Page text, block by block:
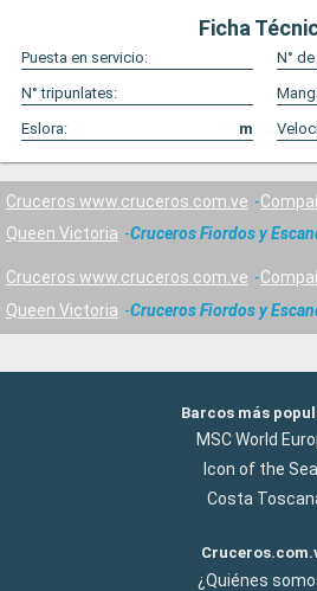
Ficha
Puesta en servicio:
N°
N° tripunlates:
Eslora:
m
Cruceros www.cruceros.com.ve
Queen Victoria
Cruceros Fiordos y
Cruceros www.cruceros.com.ve
Queen Victoria
Cruceros Fiordos y
Barcos más
MSC World
Icon of the
Costa
¿Quiénes